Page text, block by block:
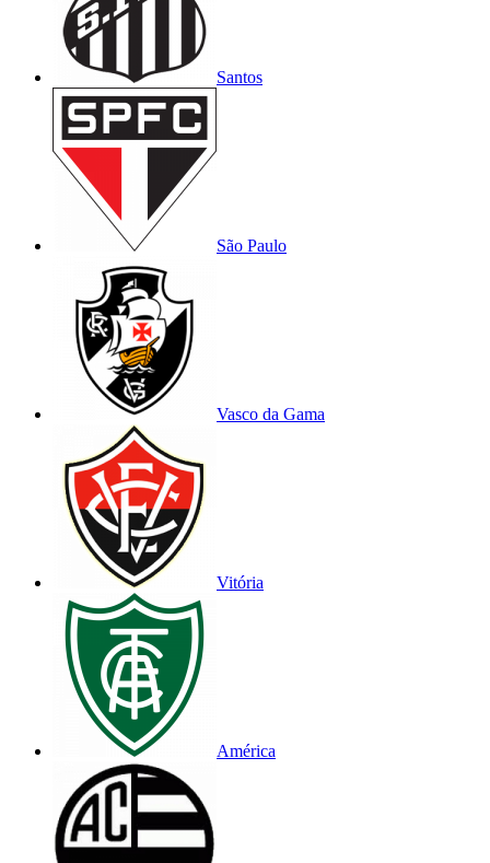
Santos
São Paulo
Vasco da Gama
Vitória
América